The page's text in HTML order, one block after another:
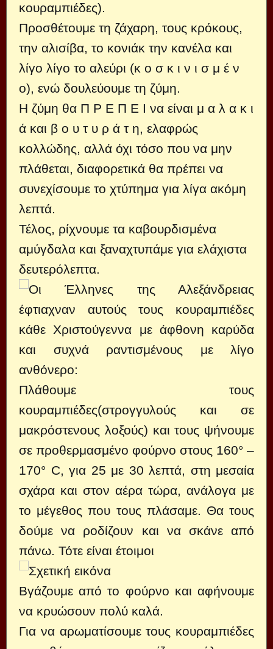
κουραμπιέδες).
Προσθέτουμε τη ζάχαρη, τους κρόκους,
την αλισίβα, το κονιάκ την κανέλα και
λίγο λίγο το αλεύρι (κ ο σ κ ι ν ι σ μ έ ν
ο), ενώ δουλεύουμε τη ζύμη.
Η ζύμη θα Π Ρ Ε Π Ε Ι να είναι μ α λ α κ ι
ά και β ο υ τ υ ρ ά τ η, ελαφρώς
κολλώδης, αλλά όχι τόσο που να μην
πλάθεται, διαφορετικά θα πρέπει να
συνεχίσουμε το χτύπημα για λίγα ακόμη
λεπτά.
Τέλος, ρίχνουμε τα καβουρδισμένα
αμύγδαλα και ξαναχτυπάμε για ελάχιστα
δευτερόλεπτα.
Πλάθουμε τους
κουραμπιέδες(στρογγυλούς και σε
μακρόστενους λοξούς) και τους ψήνουμε
σε προθερμασμένο φούρνο στους 160° –
170° C, για 25 με 30 λεπτά, στη μεσαία
σχάρα και στον αέρα τώρα, ανάλογα με
το μέγεθος που τους πλάσαμε. Θα τους
δούμε να ροδίζουν και να σκάνε από
πάνω. Τότε είναι έτοιμοι
Βγάζουμε από το φούρνο και αφήνουμε
να κρυώσουν πολύ καλά.
Για να αρωματίσουμε τους κουραμπιέδες